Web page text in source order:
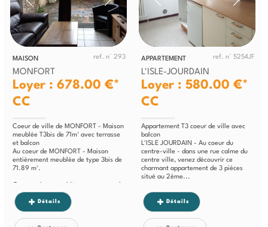
MAISON ref. n° 293
MONFORT
Loyer : 678.00 €*
CC
Coeur de ville de MONFORT - Maison
meublée T3bis de 71m² avec terrasse
et balcon
Au coeur de MONFORT - Maison
entièrement meublée de type 3bis de
71.89 m².
- Au sous-sol : une ancienne cave...
Détails
APPARTEMENT ref. n° 5254JF
L'ISLE-JOURDAIN
Loyer : 580.00 €*
CC
Appartement T3 coeur de ville avec
balcon
L'ISLE JOURDAIN - Au coeur du
centre-ville - dans une rue calme du
centre ville, venez découvrir ce
charmant appartement de 3 pièces
situé au 2ème...
Détails